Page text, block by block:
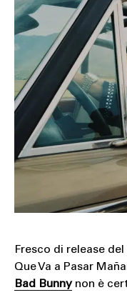
Fresco di release
Que Va a Pasar
Bad Bunnynon è